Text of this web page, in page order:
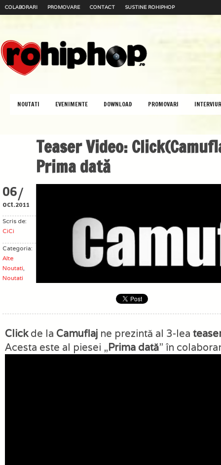
COLABORARI PROMOVARE CONTACT SUSTINE ROHIPHOP
NOUTATI EVENIMENTE DOWNLOAD PROMOVARI
Teaser Video:
Prima dată
06/
oct.2011
Scris de:
CiCi
Categoria:
Alte
Noutati,
Noutati
Clickde la Camuflaj ne prezintă al 3-lea
Acesta este al piesei „Prima dată” în